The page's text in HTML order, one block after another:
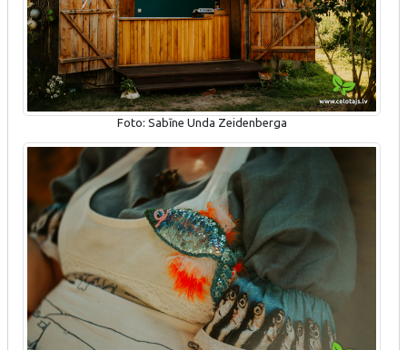
Foto: Sabīne Unda Zeidenberga